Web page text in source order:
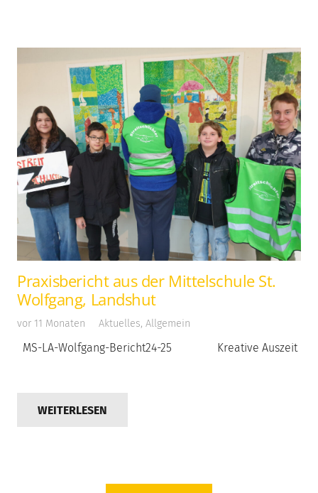
Praxisbericht aus der Mittelschule St.
Wolfgang, Landshut
vor 11 Monaten Aktuelles,Allgemein
MS-LA-Wolfgang-Bericht24-25 Kreative Auszeit
WEITERLESEN